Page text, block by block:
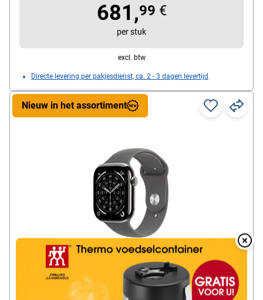
Overlay
Leveromvang: Apple Watch / sportbandje /
Magnetische snellader met USB-C-kabel (1 m)
681,99 €
per stuk
excl. btw
Directe levering per pakjesdienst, ca. 2 - 3 dagen levertijd
Apple Watch Series 11 46 mm titanium
(GPS+Cellular) sportbandje S/M 64 GB
steengrijs / naturel
Nieuw in het assortiment